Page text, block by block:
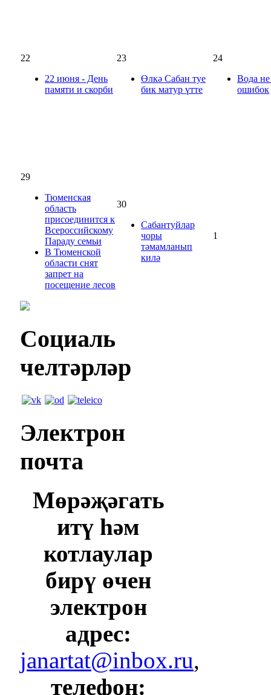
22
22 июня - День
памяти и скорби
23
Өлкә Сабан туе
бик матур үтте
24
Вода
ошибок
29
Тюменская
область
присоединится к
Всероссийскому
Параду семьи
В Тюменской
области снят
запрет на
посещение лесов
30
Сабантуйлар
чоры
тәмамланып
килә
1
Социаль
челтәрләр
Электрон
почта
Мөрәҗәгать
итү һәм
котлаулар
бирү өчен
электрон
адрес:
janartat@inbox.ru,
телефон: